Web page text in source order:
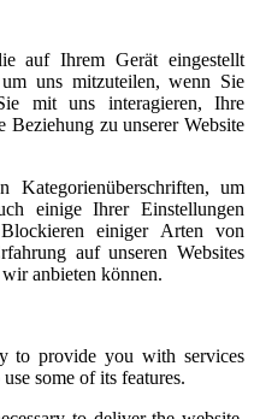
auf Ihrem Gerät eingestellt
uns mitzuteilen, wenn Sie
mit uns interagieren, Ihre
Beziehung zu unserer Website
Kategorienüberschriften, um
einige Ihrer Einstellungen
einiger Arten von
auf unseren Websites
anbieten können.
to provide you with services
some of its features.